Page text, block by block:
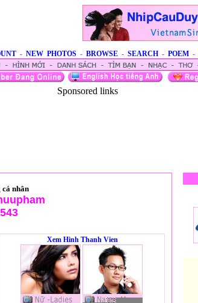
- NEW PHOTOS - BROWSE - SEARCH - POEM -
Sponsored links
nhân
Xem Hinh Thanh Vien